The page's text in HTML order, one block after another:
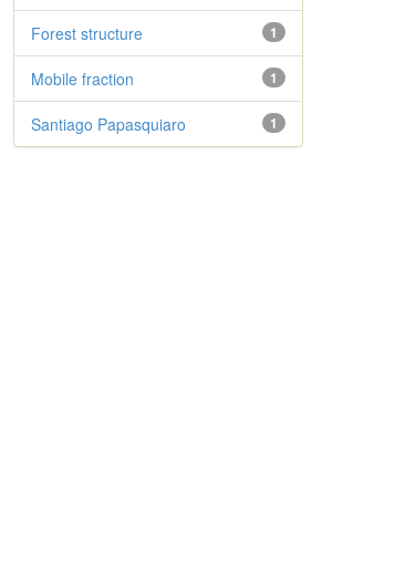
1
Forest structure
1
Mobile fraction
1
Santiago Papasquiaro